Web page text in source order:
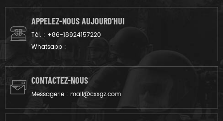
produit fini.
l’environnement italien.
APPELEZ-NOUS AUJOURD'HUI
Tél. : +86-18924157220
Whatsapp :
CONTACTEZ-NOUS
Messagerie : mail@cxxgz.com